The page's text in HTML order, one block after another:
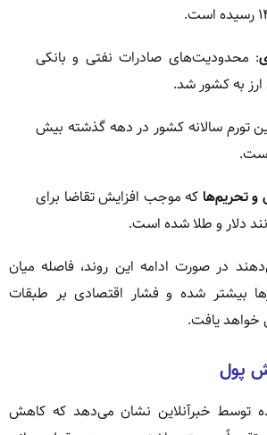
: محدودیت‌های صادرات نفتی و بانکی
به کشور شد.
تورم سالانه کشور در دهه گذشته بیش
و تحریم‌ها که موجب افزایش تقاضا برای
دلار و طلا شده است.
در صورت ادامه این روند، فاصله میان
بیشتر شده و فشار اقتصادی بر طبقات
خواهد یافت.
پول
توسط خبرآنلاین نشان می‌دهد که کاهش